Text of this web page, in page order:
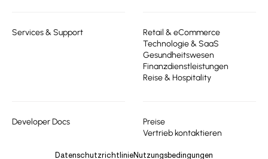
Services & Support
Retail & eCommerce
Technologie & SaaS
Gesundheitswesen
Finanzdienstleistungen
Reise & Hospitality
Developer Docs
Preise
Vertrieb kontaktieren
DatenschutzrichtlinieNutzungsbedingungen